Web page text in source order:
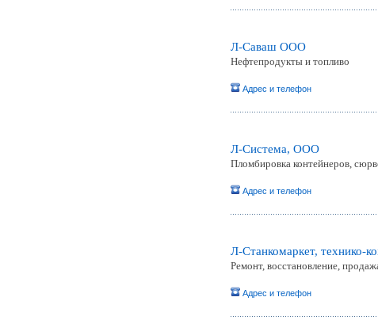
Л-Саваш ООО
Нефтепродукты и топливо
Адрес и телефон
Л-Система, ООО
Пломбировка контейнеров,
Адрес и телефон
Л-Станкомаркет, технико-
Ремонт, восстановление,
Адрес и телефон